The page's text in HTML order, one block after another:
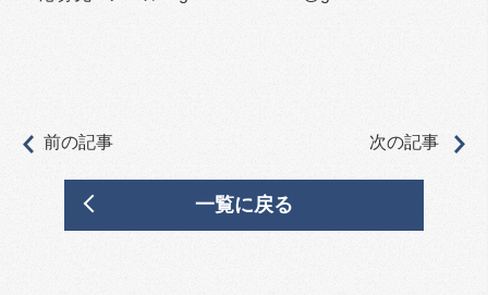
前の記事 次の記事
一覧に戻る